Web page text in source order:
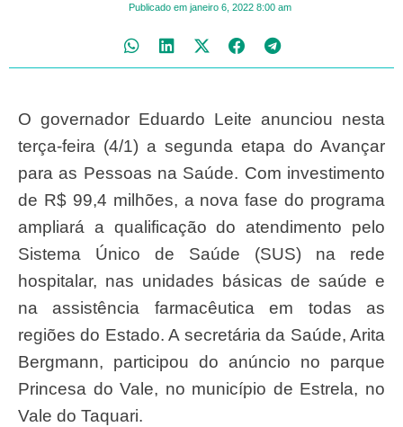
Publicado em janeiro 6, 2022 8:00 am
O governador Eduardo Leite anunciou nesta
terça-feira (4/1) a segunda etapa do Avançar
para as Pessoas na Saúde. Com investimento
de R$ 99,4 milhões, a nova fase do programa
ampliará a qualificação do atendimento pelo
Sistema Único de Saúde (SUS) na rede
hospitalar, nas unidades básicas de saúde e
na assistência farmacêutica em todas as
regiões do Estado. A secretária da Saúde, Arita
Bergmann, participou do anúncio no parque
Princesa do Vale, no município de Estrela, no
Vale do Taquari.